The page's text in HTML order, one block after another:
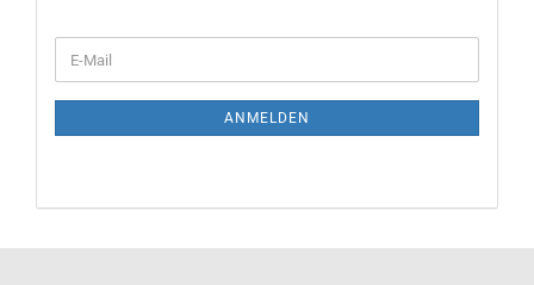
ZUR
E-
Mail
ANMELDEN